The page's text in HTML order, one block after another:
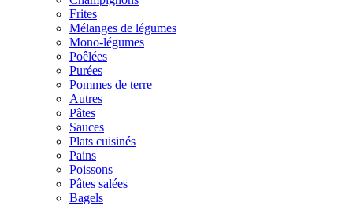
Frites
Mélanges de légumes
Mono-légumes
Poêlées
Purées
Pommes de terre
Autres
Pâtes
Sauces
Plats cuisinés
Pains
Poissons
Pâtes salées
Bagels